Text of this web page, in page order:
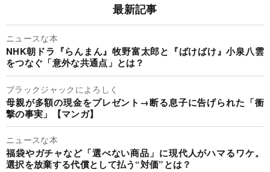
最新記事
ニュースな本
NHK朝ドラ『らんまん』牧野富太郎と『ばけばけ』小泉八雲
をつなぐ「意外な共通点」とは？
ブラックジャックによろしく
母親が多額の現金をプレゼント→断る息子に告げられた「衝
撃の事実」【マンガ】
ニュースな本
福袋やガチャなど「選べない商品」に現代人がハマるワケ。
選択を放棄する代償として払う“対価”とは？